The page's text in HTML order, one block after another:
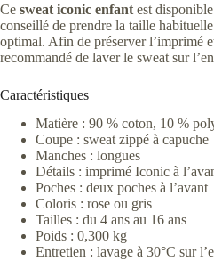
Ce sweat iconic enfant est
conseillé de prendre la taille
optimal. Afin de préserver l’imprimé
recommandé de laver le sweat sur
Caractéristiques
Matière : 90 % coton, 10 %
Coupe : sweat zippé à capuche
Manches : longues
Détails : imprimé Iconic à
Poches : deux poches à l’avant
Coloris : rose ou gris
Tailles : du 4 ans au 16 ans
Poids : 0,300 kg
Entretien : lavage à 30°C sur